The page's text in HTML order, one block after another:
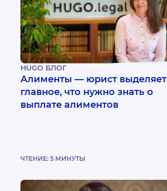
HUGO БЛОГ
Алименты — юрист выделяет
главное, что нужно знать о
выплате алиментов
ЧТЕНИЕ: 5 МИНУТЫ